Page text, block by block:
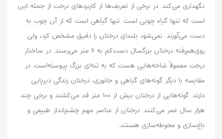
نگهداری می‌کند. در برخی از تعریف‌ها از کاربردهای درخت از جمله این
است که تنها گیاه چوبی است. تنها گیاهی است که از آن چوب به
دست می‌آورند. نمی‌شود بلندای درختان را دقیق مشخص کرد، ولی
روی‌هم‌رفته درختان بزرگسال دست‌کم به ۶ متر می‌رسند. در ساختار
درخت معمولاً شاخه‌هایی هست که به تنه‌ای بزرگ پیوسته‌است. در
مقایسه با دیگر گونه‌های گیاهی و جانوری، درختان زندگی دیرپایی
دارند. گونه‌هایی از درختان بیش از ۱۰۰ متر قد می‌کشند و برخی چند
هزار سال عمر می‌کنند. درختان از عناصر مهم چشم‌انداز طبیعی و
باغ‌سازی و محوطه‌سازی هستند.